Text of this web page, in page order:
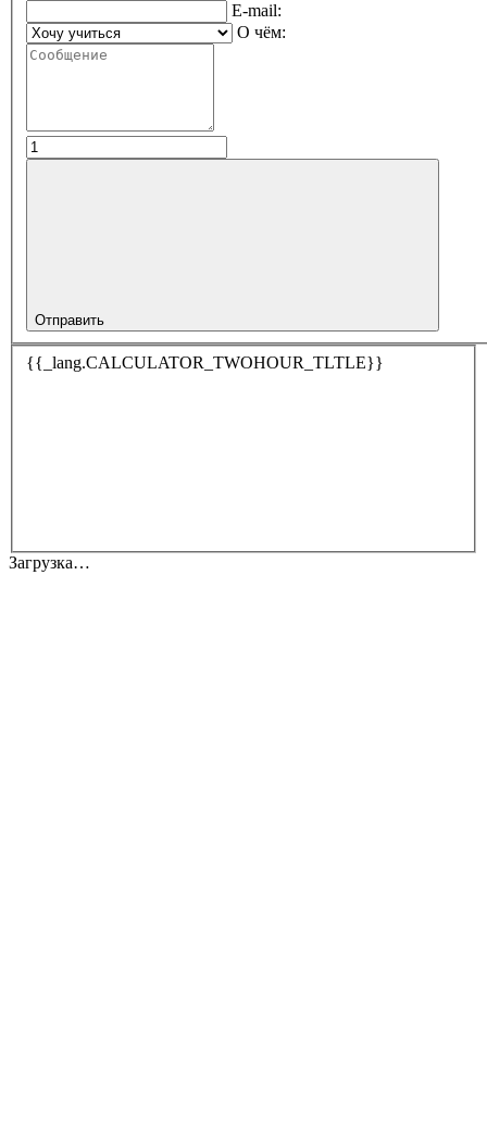
E-mail:
О чём:
Отправить
{{_lang.CALCULATOR_TWOHOUR_TLTLE}}
Загрузка…